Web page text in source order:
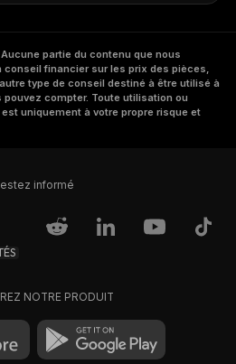
Aucune partie du contenu que nous
financier sur les prix des pièces,
type de conseil destiné à être utilisé à
compter. Toute utilisation ou
uniquement à votre propre risque et
informé
NOTRE PRODUIT